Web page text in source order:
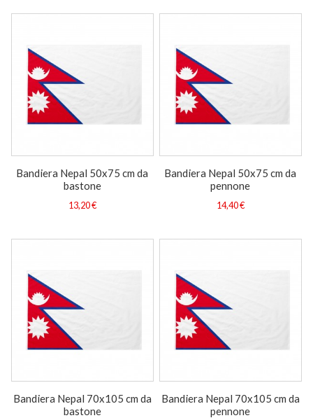
Bandiera Nepal 50x75 cm da
bastone
13,20 €
Bandiera Nepal 50x75 cm da
pennone
14,40 €
Bandiera Nepal 70x105 cm da
bastone
Bandiera Nepal 70x105 cm da
pennone